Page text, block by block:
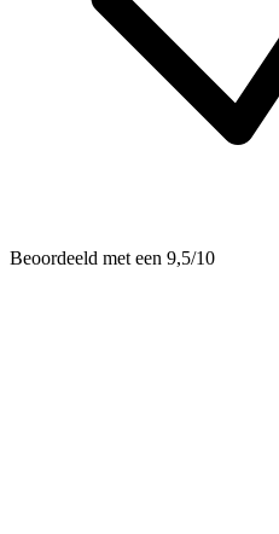
Beoordeeld met een 9,5/10